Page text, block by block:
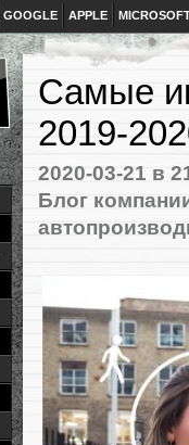
GOOGLE APPLE
Самые
2019-
2020-03-21 в
Блог